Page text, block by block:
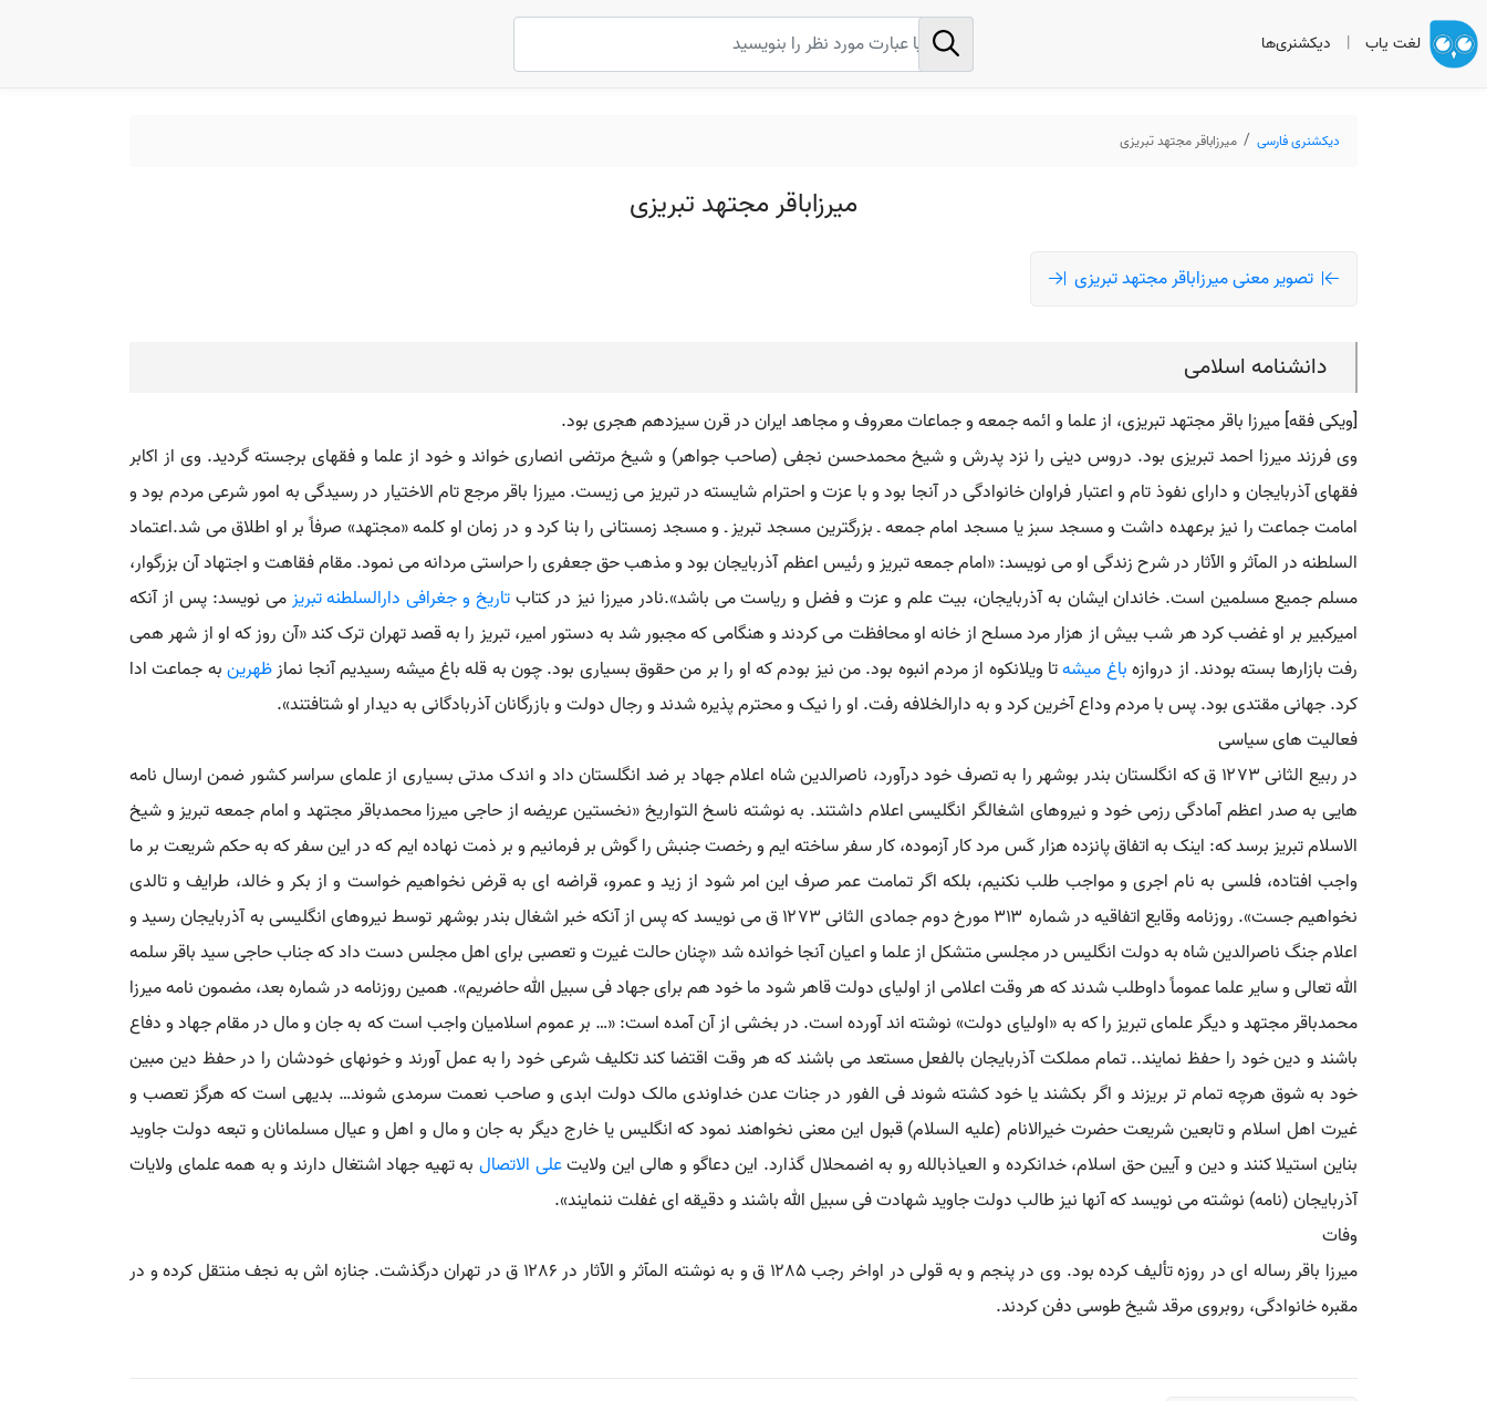
لغت یاب | دیکشنری‌ها
دیکشنری فارسی میرزاباقر مجتهد تبریزی
میرزاباقر مجتهد تبریزی
تصویر معنی میرزاباقر مجتهد تبریزی
دانشنامه اسلامی
[ویکی فقه] میرزا باقر مجتهد تبریزی، از علما و ائمه جمعه و جماعات معروف و مجاهد ایران در قرن سیزدهم هجری بود.
وی فرزند میرزا احمد تبریزی بود. دروس دینی را نزد پدرش و شیخ محمدحسن نجفی (صاحب جواهر) و شیخ مرتضی انصاری خواند و خود از علما و فقهای برجسته گردید. وی از اکابر
فقهای آذربایجان و دارای نفوذ تام و اعتبار فراوان خانوادگی در آنجا بود و با عزت و احترام شایسته در تبریز می زیست. میرزا باقر مرجع تام الاختیار در رسیدگی به امور شرعی مردم بود و
امامت جماعت را نیز برعهده داشت و مسجد سبز یا مسجد امام جمعه ـ بزرگترین مسجد تبریز ـ و مسجد زمستانی را بنا کرد و در زمان او کلمه «مجتهد» صرفاً بر او اطلاق می شد.اعتماد
السلطنه در المآثر و الآثار در شرح زندگی او می نویسد: «امام جمعه تبریز و رئیس اعظم آذربایجان بود و مذهب حق جعفری را حراستی مردانه می نمود. مقام فقاهت و اجتهاد آن بزرگوار،
مسلم جمیع مسلمین است. خاندان ایشان به آذربایجان، بیت علم و عزت و فضل و ریاست می باشد».نادر میرزا نیز در کتابتاریخ و جغرافی دارالسلطنه تبریزمی نویسد: پس از آنکه
امیرکبیر بر او غضب کرد هر شب بیش از هزار مرد مسلح از خانه او محافظت می کردند و هنگامی که مجبور شد به دستور امیر، تبریز را به قصد تهران ترک کند «آن روز که او از شهر همی
رفت بازارها بسته بودند. از دروازهباغ میشهتا ویلانکوه از مردم انبوه بود. من نیز بودم که او را بر من حقوق بسیاری بود. چون به قله باغ میشه رسیدیم آنجا نمازظهرینبه جماعت ادا
کرد. جهانی مقتدی بود. پس با مردم وداع آخرین کرد و به دارالخلافه رفت. او را نیک و محترم پذیره شدند و رجال دولت و بازرگانان آذربادگانی به دیدار او شتافتند».
فعالیت های سیاسی
در ربیع الثانی ۱۲۷۳ ق که انگلستان بندر بوشهر را به تصرف خود درآورد، ناصرالدین شاه اعلام جهاد بر ضد انگلستان داد و اندک مدتی بسیاری از علمای سراسر کشور ضمن ارسال نامه
هایی به صدر اعظم آمادگی رزمی خود و نیروهای اشغالگر انگلیسی اعلام داشتند. به نوشته ناسخ التواریخ «نخستین عریضه از حاجی میرزا محمدباقر مجتهد و امام جمعه تبریز و شیخ
الاسلام تبریز برسد که: اینک به اتفاق پانزده هزار کَس مرد کار آزموده، کار سفر ساخته ایم و رخصت جنبش را گوش بر فرمانیم و بر ذمت نهاده ایم که در این سفر که به حکم شریعت بر ما
واجب افتاده، فلسی به نام اجری و مواجب طلب نکنیم، بلکه اگر تمامت عمر صرف این امر شود از زید و عمرو، قراضه ای به قرض نخواهیم خواست و از بکر و خالد، طرایف و تالدی
نخواهیم جست». روزنامه وقایع اتفاقیه در شماره ۳۱۳ مورخ دوم جمادی الثانی ۱۲۷۳ ق می نویسد که پس از آنکه خبر اشغال بندر بوشهر توسط نیروهای انگلیسی به آذربایجان رسید و
اعلام جنگ ناصرالدین شاه به دولت انگلیس در مجلسی متشکل از علما و اعیان آنجا خوانده شد «چنان حالت غیرت و تعصبی برای اهل مجلس دست داد که جناب حاجی سید باقر سلمه
الله تعالی و سایر علما عموماً داوطلب شدند که هر وقت اعلامی از اولیای دولت قاهر شود ما خود هم برای جهاد فی سبیل الله حاضریم». همین روزنامه در شماره بعد، مضمون نامه میرزا
محمدباقر مجتهد و دیگر علمای تبریز را که به «اولیای دولت» نوشته اند آورده است. در بخشی از آن آمده است: «… بر عموم اسلامیان واجب است که به جان و مال در مقام جهاد و دفاع
باشند و دین خود را حفظ نمایند.. تمام مملکت آذربایجان بالفعل مستعد می باشند که هر وقت اقتضا کند تکلیف شرعی خود را به عمل آورند و خونهای خودشان را در حفظ دین مبین
خود به شوق هرچه تمام تر بریزند و اگر بکشند یا خود کشته شوند فی الفور در جنات عدن خداوندی مالک دولت ابدی و صاحب نعمت سرمدی شوند… بدیهی است که هرگز تعصب و
غیرت اهل اسلام و تابعین شریعت حضرت خیرالانام (علیه السلام) قبول این معنی نخواهند نمود که انگلیس یا خارج دیگر به جان و مال و اهل و عیال مسلمانان و تبعه دولت جاوید
بناین استیلا کنند و دین و آیین حق اسلام، خدانکرده و العیاذبالله رو به اضمحلال گذارد. این دعاگو و هالی این ولایتعلی الاتصالبه تهیه جهاد اشتغال دارند و به همه علمای ولایات
آذربایجان (نامه) نوشته می نویسد که آنها نیز طالب دولت جاوید شهادت فی سبیل الله باشند و دقیقه ای غفلت ننمایند».
وفات
میرزا باقر رساله ای در روزه تألیف کرده بود. وی در پنجم و به قولی در اواخر رجب ۱۲۸۵ ق و به نوشته المآثر و الآثار در ۱۲۸۶ ق در تهران درگذشت. جنازه اش به نجف منتقل کرده و در
مقبره خانوادگی، روبروی مرقد شیخ طوسی دفن کردند.